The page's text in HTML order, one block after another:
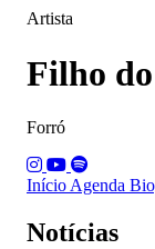
Artista
Filho
Forró
Início Agenda
Notícias